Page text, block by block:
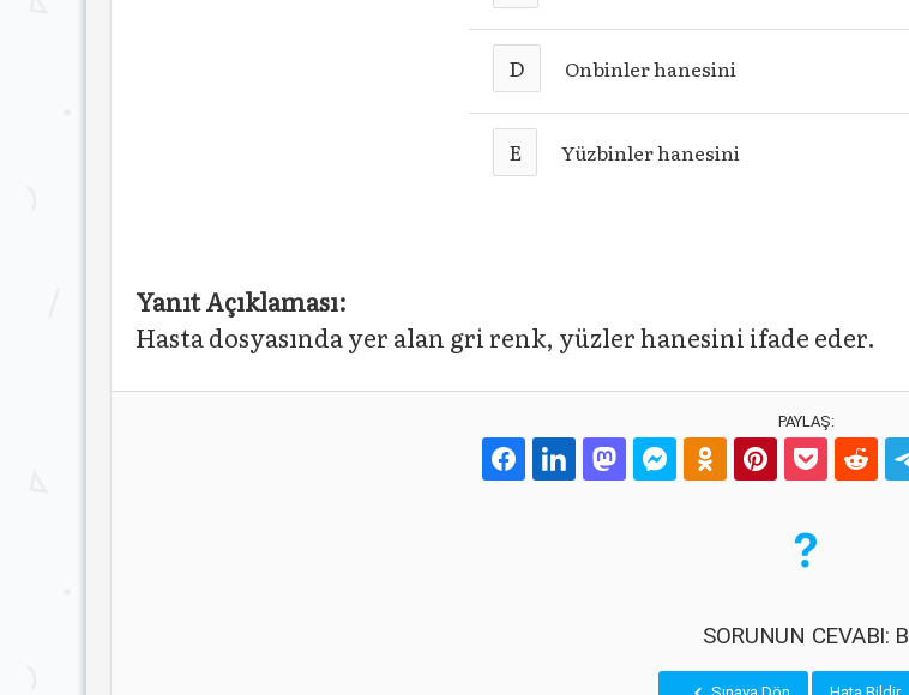
D Onbinler hanesini
E Yüzbinler hanesini
Yanıt Açıklaması:
Hasta dosyasında yer alan gri renk, yüzler hanesini ifade eder.
PAYLAŞ:
SORUNUN CEVABI: B